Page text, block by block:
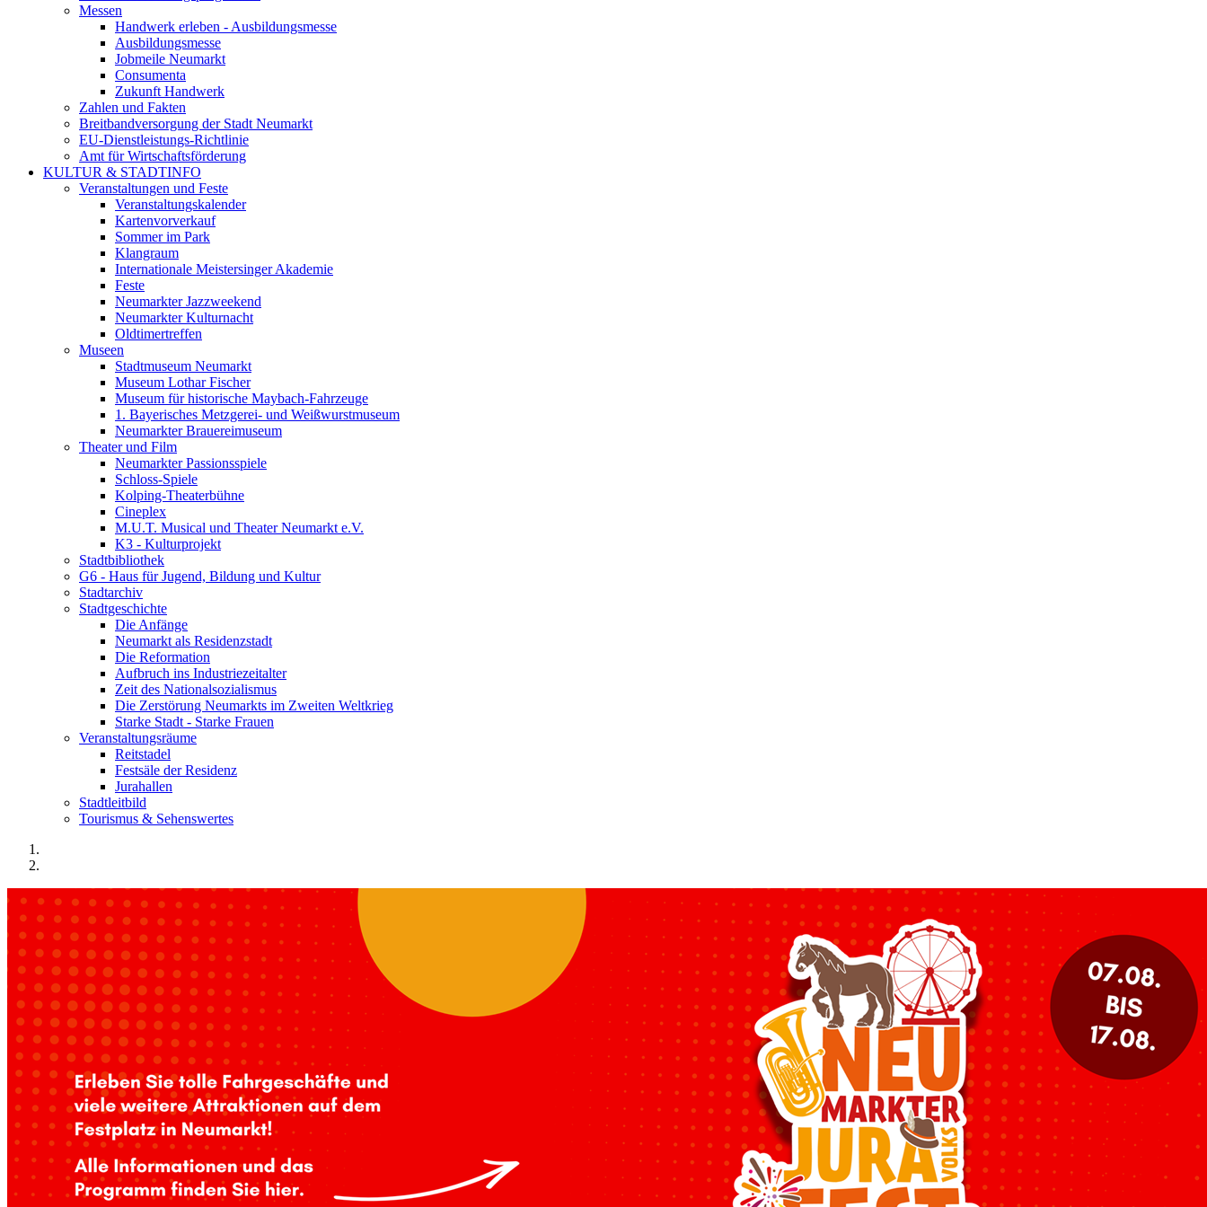
Messen
Handwerk erleben - Ausbildungsmesse
Ausbildungsmesse
Jobmeile Neumarkt
Consumenta
Zukunft Handwerk
Zahlen und Fakten
Breitbandversorgung der Stadt Neumarkt
EU-Dienstleistungs-Richtlinie
Amt für Wirtschaftsförderung
KULTUR & STADTINFO
Veranstaltungen und Feste
Veranstaltungskalender
Kartenvorverkauf
Sommer im Park
Klangraum
Internationale Meistersinger Akademie
Feste
Neumarkter Jazzweekend
Neumarkter Kulturnacht
Oldtimertreffen
Museen
Stadtmuseum Neumarkt
Museum Lothar Fischer
Museum für historische Maybach-Fahrzeuge
1. Bayerisches Metzgerei- und Weißwurstmuseum
Neumarkter Brauereimuseum
Theater und Film
Neumarkter Passionsspiele
Schloss-Spiele
Kolping-Theaterbühne
Cineplex
M.U.T. Musical und Theater Neumarkt e.V.
K3 - Kulturprojekt
Stadtbibliothek
G6 - Haus für Jugend, Bildung und Kultur
Stadtarchiv
Stadtgeschichte
Die Anfänge
Neumarkt als Residenzstadt
Die Reformation
Aufbruch ins Industriezeitalter
Zeit des Nationalsozialismus
Die Zerstörung Neumarkts im Zweiten Weltkrieg
Starke Stadt - Starke Frauen
Veranstaltungsräume
Reitstadel
Festsäle der Residenz
Jurahallen
Stadtleitbild
Tourismus & Sehenswertes